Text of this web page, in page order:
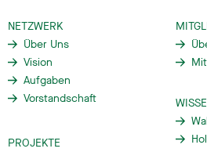
NETZWERK
Über Uns
Vision
Aufgaben
Vorstandschaft
PROJEKTE